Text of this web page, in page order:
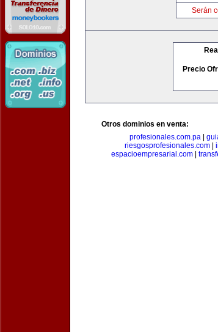
Serán
Precio
Otros dominios en venta:
profesionales.com.pa
riesgosprofesionales.com
espacioempresarial.com